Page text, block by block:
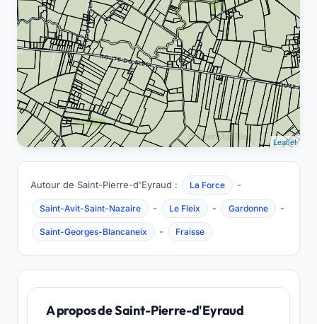
Leaflet
Autour de Saint-Pierre-d'Eyraud : La Force -
Saint-Avit-Saint-Nazaire - Le Fleix - Gardonne -
Saint-Georges-Blancaneix - Fraisse
A propos de Saint-Pierre-d'Eyraud